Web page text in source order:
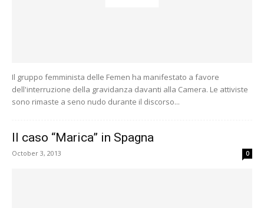
Il gruppo femminista delle Femen ha manifestato a favore
dell'interruzione della gravidanza davanti alla Camera. Le attiviste
sono rimaste a seno nudo durante il discorso...
Il caso “Marica” in Spagna
October 3, 2013 0